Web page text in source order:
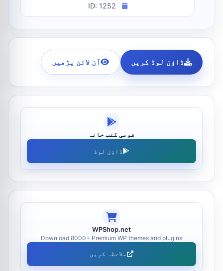
ID: 1252
ڈاؤن لوڈ کریں آن لائن پڑھیں
قومی کتب خانہ
ڈاؤن لوڈ
WPShop.net
Download 8000+ Premium WP themes and plugins
ملاحظہ کریں